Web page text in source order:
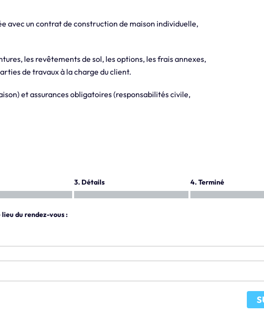
avec un contrat de construction de maison individuelle,
les revêtements de sol, les options, les frais annexes,
de travaux à la charge du client.
et assurances obligatoires (responsabilités civile,
3. Détails 4. Terminé
du rendez-vous :